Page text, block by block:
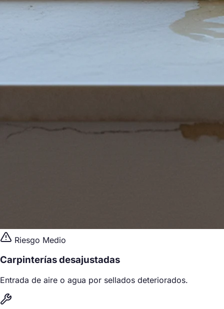
Riesgo Medio
Carpinterías desajustadas
Entrada de aire o agua por sellados deteriorados.